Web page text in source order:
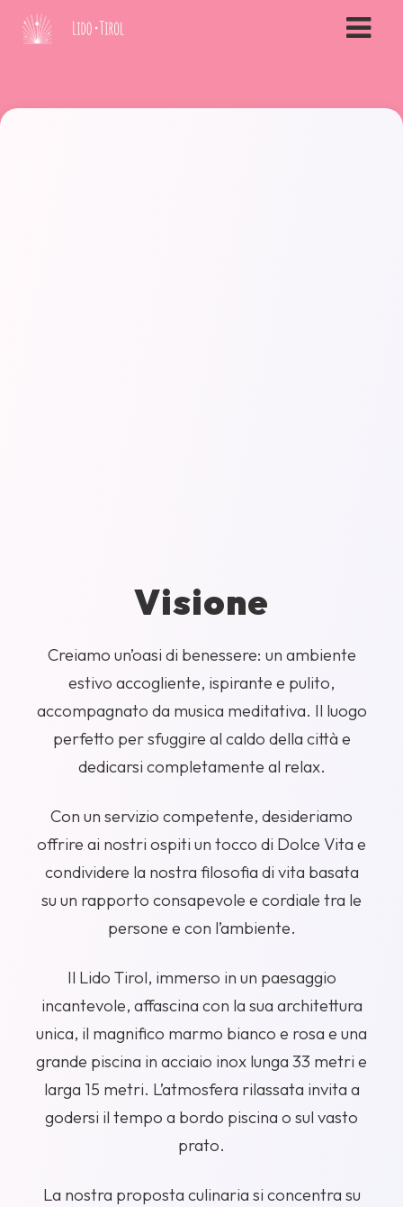
Visione
Creiamo un’oasi di benessere: un ambiente
estivo accogliente, ispirante e pulito,
accompagnato da musica meditativa. Il luogo
perfetto per sfuggire al caldo della città e
dedicarsi completamente al relax.
Con un servizio competente, desideriamo
offrire ai nostri ospiti un tocco di Dolce Vita e
condividere la nostra filosofia di vita basata
su un rapporto consapevole e cordiale tra le
persone e con l’ambiente.
Il Lido Tirol, immerso in un paesaggio
incantevole, affascina con la sua architettura
unica, il magnifico marmo bianco e rosa e una
grande piscina in acciaio inox lunga 33 metri e
larga 15 metri. L’atmosfera rilassata invita a
godersi il tempo a bordo piscina o sul vasto
prato.
La nostra proposta culinaria si concentra su